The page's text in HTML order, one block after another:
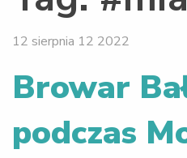
12 sierpnia 12 2022
Browar
podczas